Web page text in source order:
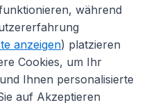
während
anzeigen) platzieren
Cookies, um Ihr
Ihnen personalisierte
auf Akzeptieren